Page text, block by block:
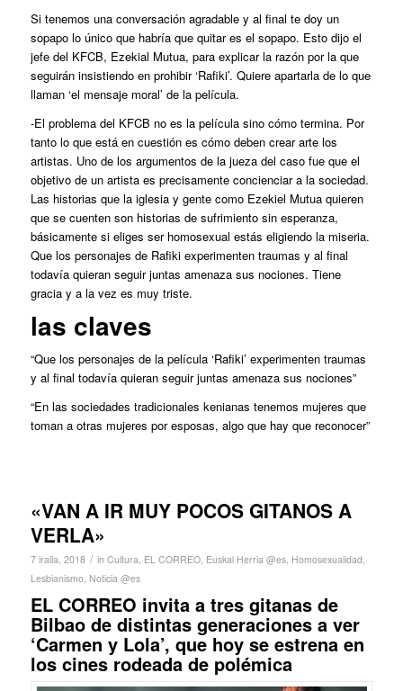
Si tenemos una conversación agradable y al final te doy un
sopapo lo único que habría que quitar es el sopapo. Esto dijo el
jefe del KFCB, Ezekial Mutua, para explicar la razón por la que
seguirán insistiendo en prohibir ‘Rafiki’. Quiere apartarla de lo que
llaman ‘el mensaje moral’ de la película.
-El problema del KFCB no es la película sino cómo termina. Por
tanto lo que está en cuestión es cómo deben crear arte los
artistas. Uno de los argumentos de la jueza del caso fue que el
objetivo de un artista es precisamente concienciar a la sociedad.
Las historias que la iglesia y gente como Ezekiel Mutua quieren
que se cuenten son historias de sufrimiento sin esperanza,
básicamente si eliges ser homosexual estás eligiendo la miseria.
Que los personajes de Rafikiexperimenten traumas y al final
todavía quieran seguir juntas amenaza sus nociones. Tiene
gracia y a la vez es muy triste.
las claves
“Que los personajes de la película ‘Rafiki’ experimenten traumas
y al final todavía quieran seguir juntas amenaza sus nociones”
“En las sociedades tradicionales kenianas tenemos mujeres que
toman a otras mujeres por esposas, algo que hay que reconocer”
«VAN A IR MUY POCOS GITANOS A
VERLA»
7 iraila, 2018 / in Cultura, EL CORREO, Euskal Herria @es, Homosexualidad,
Lesbianismo, Noticia @es
EL CORREO invita a tres gitanas de
Bilbao de distintas generaciones a ver
‘Carmen y Lola’, que hoy se estrena en
los cines rodeada de polémica